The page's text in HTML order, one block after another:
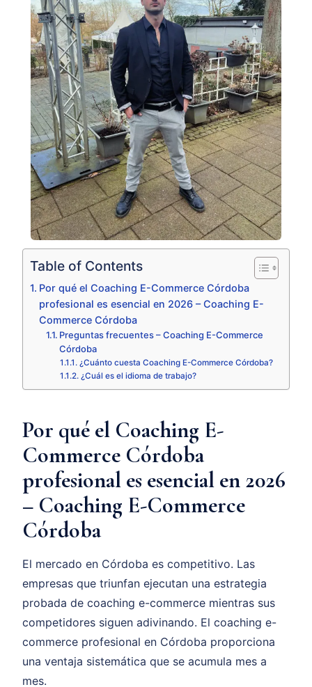
Table of Contents
Por qué el Coaching E-Commerce Córdoba
profesional es esencial en 2026 – Coaching E-
Commerce Córdoba
Preguntas frecuentes – Coaching E-Commerce
Córdoba
¿Cuánto cuesta Coaching E-Commerce Córdoba?
¿Cuál es el idioma de trabajo?
Por qué el Coaching E-
Commerce Córdoba
profesional es esencial en 2026
– Coaching E-Commerce
Córdoba
El mercado en Córdoba es competitivo. Las
empresas que triunfan ejecutan una estrategia
probada de coaching e-commerce mientras sus
competidores siguen adivinando. El coaching e-
commerce profesional en Córdoba proporciona
una ventaja sistemática que se acumula mes a
mes.